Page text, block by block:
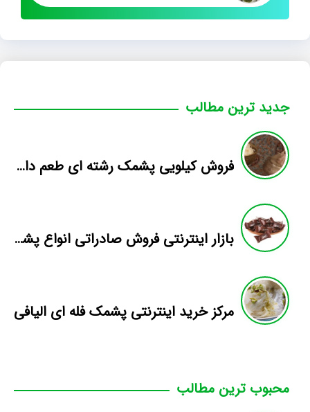
جدید ترین مطالب
فروش کیلویی پشمک رشته ای طعم دار میوه
بازار اینترنتی فروش صادراتی انواع پشمک الیافی/شکلاتی
مرکز خرید اینترنتی پشمک فله ای الیافی
محبوب ترین مطالب